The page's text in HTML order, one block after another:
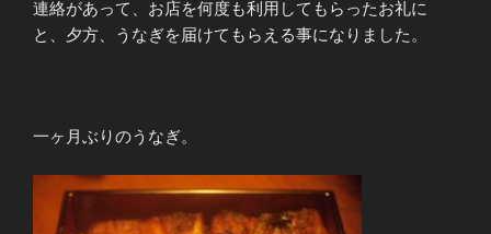
連絡があって、お店を何度も利用してもらったお礼に
と、夕方、うなぎを届けてもらえる事になりました。
一ヶ月ぶりのうなぎ。